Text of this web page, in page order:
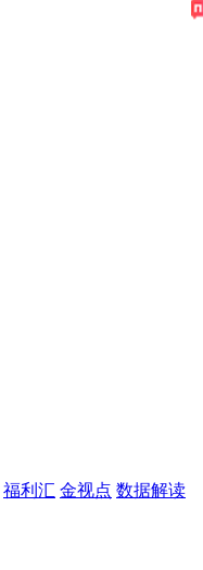
福利汇 金视点 数据解读